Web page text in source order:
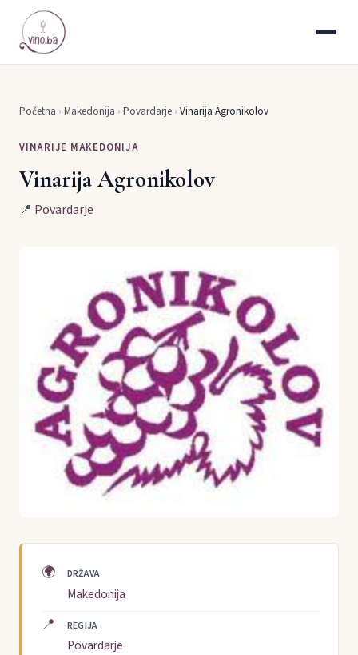
Početna › Makedonija › Povardarje › Vinarija Agronikolov
VINARIJE MAKEDONIJA
Vinarija Agronikolov
📍 Povardarje
🌍 DRŽAVA
Makedonija
📍 REGIJA
Povardarje